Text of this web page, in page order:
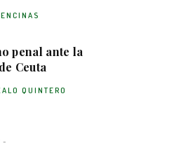
penal ante la
Ceuta
QUINTERO
-